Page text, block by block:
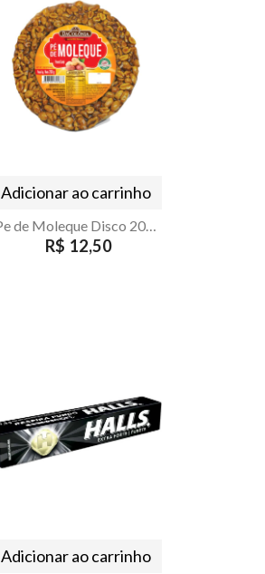
Adicionar ao carrinho
Pe de Moleque Disco 200g
R$ 12,50
Adicionar ao carrinho